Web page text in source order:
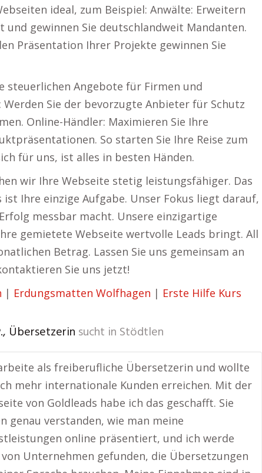
ideal, zum Beispiel: Anwälte: Erweitern
und gewinnen Sie deutschlandweit Mandanten.
Präsentation Ihrer Projekte gewinnen Sie
steuerlichen Angebote für Firmen und
Sie der bevorzugte Anbieter für Schutz
Online-Händler: Maximieren Sie Ihre
So starten Sie Ihre Reise zum
für uns, ist alles in besten Händen.
wir Ihre Webseite stetig leistungsfähiger. Das
Ihre einzige Aufgabe. Unser Fokus liegt darauf,
messbar macht. Unsere einzigartige
gemietete Webseite wertvolle Leads bringt. All
Betrag. Lassen Sie uns gemeinsam an
Sie uns jetzt!
| Erdungsmatten Wolfhagen | Erste Hilfe Kurs
Übersetzerin sucht in Stödtlen
als freiberufliche Übersetzerin und wollte
mehr internationale Kunden erreichen. Mit der
von Goldleads habe ich das geschafft. Sie
genau verstanden, wie man meine
online präsentiert, und ich werde
Unternehmen gefunden, die Übersetzungen